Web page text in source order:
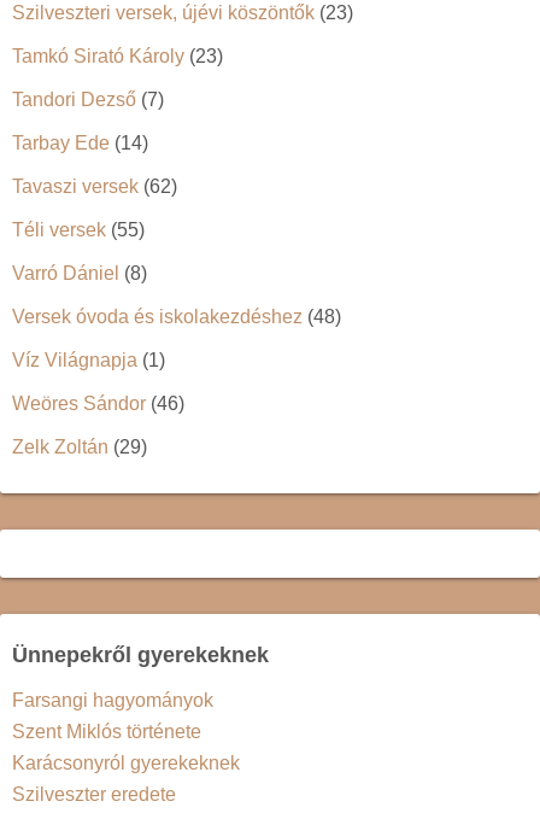
Szilveszteri versek, újévi köszöntők (23)
Tamkó Sirató Károly (23)
Tandori Dezső (7)
Tarbay Ede (14)
Tavaszi versek (62)
Téli versek (55)
Varró Dániel (8)
Versek óvoda és iskolakezdéshez (48)
Víz Világnapja (1)
Weöres Sándor (46)
Zelk Zoltán (29)
Ünnepekről gyerekeknek
Farsangi hagyományok
Szent Miklós története
Karácsonyról gyerekeknek
Szilveszter eredete